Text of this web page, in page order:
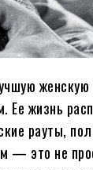
женскую
жизнь
рауты,
— это не